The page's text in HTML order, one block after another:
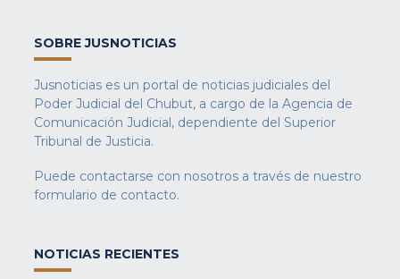
SOBRE JUSNOTICIAS
Jusnoticias es un portal de noticias judiciales del
Poder Judicial del Chubut, a cargo de la Agencia de
Comunicación Judicial, dependiente del Superior
Tribunal de Justicia.
Puede contactarse con nosotros a través de nuestro
formulario de contacto.
NOTICIAS RECIENTES